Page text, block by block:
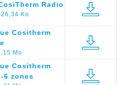
Radio
Ko
Cositherm
Mo
Cositherm
6 zones